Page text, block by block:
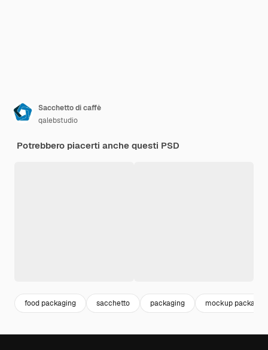
Sacchetto di caffè
qalebstudio
Potrebbero piacerti anche questi PSD
food packaging sacchetto packaging mockup